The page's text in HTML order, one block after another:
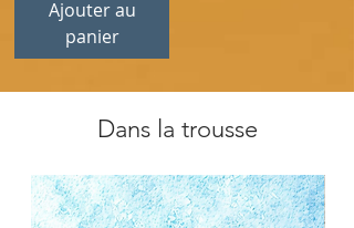
Ajouter au
panier
Dans la trousse